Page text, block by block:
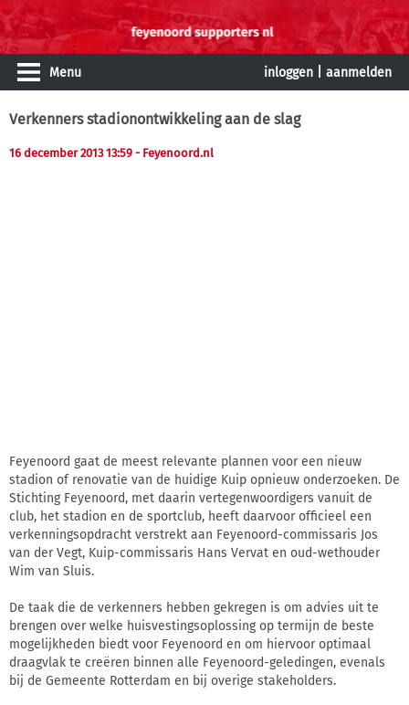
Menu inloggen aanmelden
Verkenners stadionontwikkeling aan de slag
16 december 2013 13:59 - Feyenoord.nl
Feyenoord gaat de meest relevante plannen voor een nieuw
stadion of renovatie van de huidige Kuip opnieuw onderzoeken. De
Stichting Feyenoord, met daarin vertegenwoordigers vanuit de
club, het stadion en de sportclub, heeft daarvoor officieel een
verkenningsopdracht verstrekt aan Feyenoord-commissaris Jos
van der Vegt, Kuip-commissaris Hans Vervat en oud-wethouder
Wim van Sluis.
De taak die de verkenners hebben gekregen is om advies uit te
brengen over welke huisvestingsoplossing op termijn de beste
mogelijkheden biedt voor Feyenoord en om hiervoor optimaal
draagvlak te creëren binnen alle Feyenoord-geledingen, evenals
bij de Gemeente Rotterdam en bij overige stakeholders.